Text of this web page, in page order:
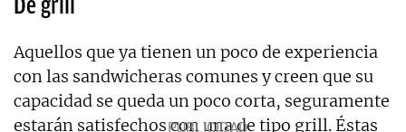
De grill
Aquellos que ya tienen un poco de experiencia
con las sandwicheras comunes y creen que su
capacidad se queda un poco corta, seguramente
estarán satisfechos con una de tipo grill. Éstas